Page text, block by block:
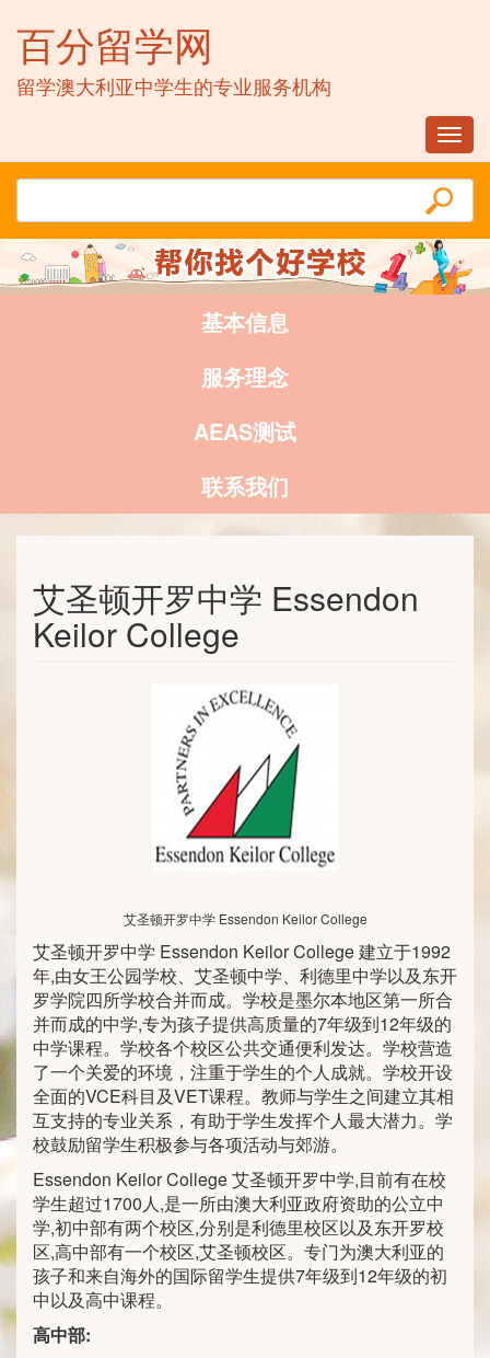
百分留学网
留学澳大利亚中学生的专业服务机构
基本信息
服务理念
AEAS测试
联系我们
艾圣顿开罗中学 Essendon
Keilor College
艾圣顿开罗中学 Essendon Keilor College
艾圣顿开罗中学 Essendon Keilor College 建立于1992
年,由女王公园学校、艾圣顿中学、利德里中学以及东开
罗学院四所学校合并而成。学校是墨尔本地区第一所合
并而成的中学,专为孩子提供高质量的7年级到12年级的
中学课程。学校各个校区公共交通便利发达。学校营造
了一个关爱的环境，注重于学生的个人成就。学校开设
全面的VCE科目及VET课程。教师与学生之间建立其相
互支持的专业关系，有助于学生发挥个人最大潜力。学
校鼓励留学生积极参与各项活动与郊游。
Essendon Keilor College 艾圣顿开罗中学,目前有在校
学生超过1700人,是一所由澳大利亚政府资助的公立中
学,初中部有两个校区,分别是利德里校区以及东开罗校
区,高中部有一个校区,艾圣顿校区。专门为澳大利亚的
孩子和来自海外的国际留学生提供7年级到12年级的初
中以及高中课程。
高中部: